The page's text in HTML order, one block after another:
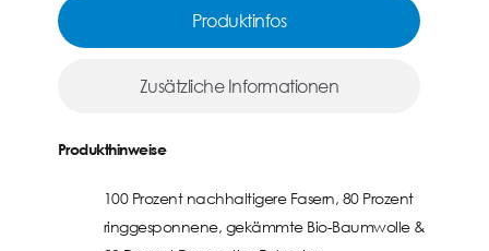
Produktinfos
Zusätzliche Informationen
Produkthinweise
100 Prozent nachhaltigere Fasern, 80 Prozent
ringgesponnene, gekämmte Bio-Baumwolle &